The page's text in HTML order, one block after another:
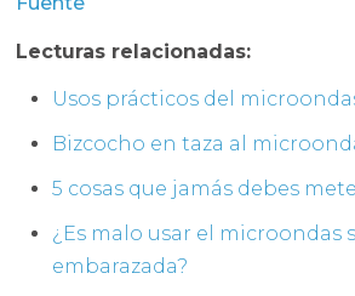
Lecturas relacionadas:
Usos prácticos del
Bizcocho en taza al
5 cosas que jamás debes
¿Es malo usar el microondas
embarazada?